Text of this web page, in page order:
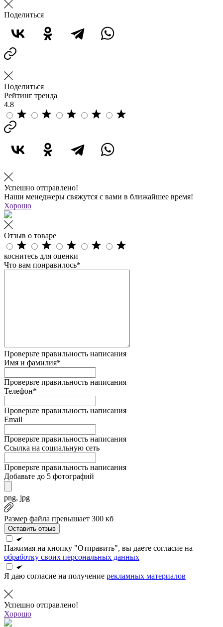
Поделиться
Поделиться
Рейтинг тренда
4.8
Успешно отправлено!
Наши менеджеры свяжутся с вами в ближайшее время!
Хорошо
Отзыв о товаре
коснитесь для оценки
Что вам понравилось*
Проверьте правильность написания
Имя и фамилия*
Проверьте правильность написания
Телефон*
Проверьте правильность написания
Email
Проверьте правильность написания
Ссылка на социальную сеть
Проверьте правильность написания
Добавьте до 5 фотографий
png, jpg
Размер файла превышает 300 кб
Оставить отзыв
Нажимая на кнопку "Отправить", вы даете согласие на
обработку своих персональных данных
Я даю согласие на получение рекламных материалов
Успешно отправлено!
Хорошо